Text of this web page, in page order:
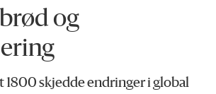
og
1800 skjedde endringer i global